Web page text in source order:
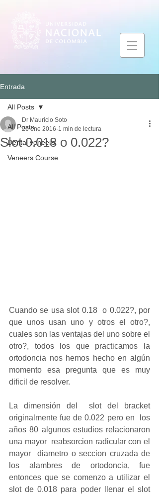
Entrada
All Posts
Dental veneers
Veneers Course
All Posts
Slot 0.018 o 0.022?
Dr Mauricio Soto
26 ene 2016 1 min de lectura
Cuando se usa slot 0.18  o 0.022?, por
que unos usan uno y otros el otro?,
cuales son las ventajas del uno sobre el
otro?, todos los que practicamos la
ortodoncia nos hemos hecho en algún
momento esa pregunta que es muy
dificil de resolver.
La dimensión del  slot del bracket
originalmente fue de 0.022 pero en  los
años 80 algunos estudios relacionaron
una mayor  reabsorcion radicular con el
mayor  diametro o seccion cruzada de
los alambres de ortodoncia, fue
entonces que se comenzo a utilizar el
slot de 0.018 para poder llenar el slot